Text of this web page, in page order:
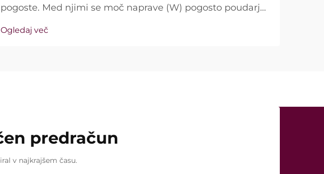
pogoste. Med njimi se moč naprave (W) pogosto poudarja
resničnost precej drugačna. V mnogih primerih tako
Ogledaj več
predračun
v najkrajšem času.